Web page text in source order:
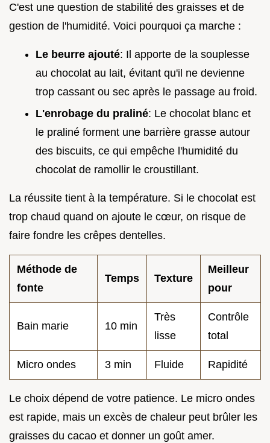
C'est une question de stabilité des graisses et de
gestion de l'humidité. Voici pourquoi ça marche :
Le beurre ajouté: Il apporte de la souplesse
au chocolat au lait, évitant qu'il ne devienne
trop cassant ou sec après le passage au froid.
L'enrobage du praliné: Le chocolat blanc et
le praliné forment une barrière grasse autour
des biscuits, ce qui empêche l'humidité du
chocolat de ramollir le croustillant.
La réussite tient à la température. Si le chocolat est
trop chaud quand on ajoute le cœur, on risque de
faire fondre les crêpes dentelles.
Méthode de
fonte
Temps Texture
Meilleur
pour
Bain marie 10 min
Très
lisse
Contrôle
total
Micro ondes 3 min Fluide Rapidité
Le choix dépend de votre patience. Le micro ondes
est rapide, mais un excès de chaleur peut brûler les
graisses du cacao et donner un goût amer.